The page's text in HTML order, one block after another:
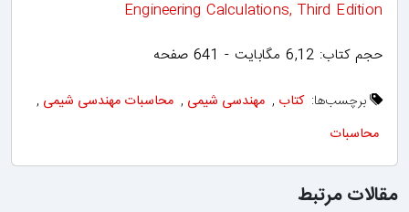
Engineering Calculations, Third Edition
حجم کتاب: 6,12 مگابایت - 641 صفحه
برچسب‌ها: کتاب , مهندسی شیمی , محاسبات مهندسی شیمی ,
محاسبات
مقالات مرتبط